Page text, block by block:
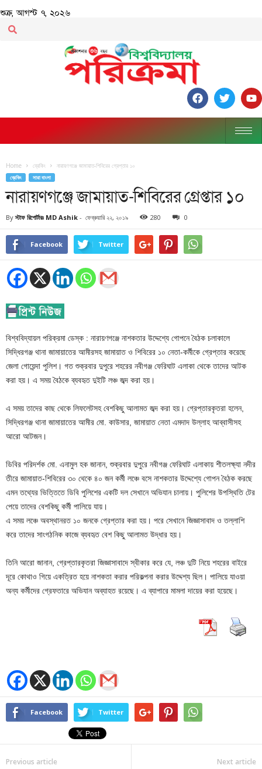
শুক্র, আগস্ট ৭, ২০২৬
Home ব্রেকিং নারায়ণগঞ্জে জামায়াত-শিবিরের গ্রেপ্তার ১০
ব্রেকিং সারা বাংলা
নারায়ণগঞ্জে জামায়াত-শিবিরের গ্রেপ্তার ১০
By স্টাফ রিপোর্টারঃ MD Ashik - ফেব্রুয়ারি ২২, ২০১৯ 280 0
Facebook Twitter
বিশ্ববিদ্যায়ল পরিক্রমা ডেস্ক : নারায়ণগঞ্জে নাশকতার উদ্দেশ্যে গোপনে বৈঠক চলাকালে
সিদ্ধিরগঞ্জ থানা জামায়াতের আমীরসহ জামায়াত ও শিবিরের ১০ নেতা-কর্মীকে গ্রেপ্তার করেছে
জেলা গোয়েন্দা পুলিশ। গত শুক্রবার দুপুরে শহরের নবীগঞ্জ ফেরিঘাট এলাকা থেকে তাদের আটক
করা হয়। এ সময় বৈঠকে ব্যবহৃত দুইটি লঞ্চ জব্দ করা হয়।
এ সময় তাদের কাছ থেকে লিফলেটসহ বেশকিছু আলামত জব্দ করা হয়। গ্রেপ্তারকৃতরা হলেন,
সিদ্ধিরগঞ্জ থানা জামায়াতের আমীর মো. কাউসার, জামায়াত নেতা এমদাদ উল্লাহ আব্বাসীসহ
আরো আটজন।
ডিবির পরিদর্শক মো. এনামুল হক জানান, শুক্রবার দুপুরে নবীগঞ্জ ফেরিঘাট এলাকায় শীতলক্ষ্যা নদীর
তীরে জামায়াত-শিবিরের ৩০ থেকে ৪০ জন কর্মী লঞ্চে বসে নাশকতার উদ্দেশ্যে গোপন বৈঠক করছে
এমন তথ্যের ভিত্তিতে ডিবি পুলিশের একটি দল সেখানে অভিযান চালায়। পুলিশের উপস্থিতি টের
পেয়ে তাদের বেশকিছু কর্মী পালিয়ে যায়।
এ সময় লঞ্চে অবস্থানরত ১০ জনকে গ্রেপ্তার করা হয়। পরে সেখানে জিজ্ঞাসাবাদ ও তল্লাশি
করে তাদের সাংগঠনিক কাজে ব্যবহৃত বেশ কিছু আলামত উদ্ধার হয়।
তিনি আরো জানান, গ্রেপ্তারকৃতরা জিজ্ঞাসাবাদে স্বীকার করে যে, লঞ্চ দুটি নিয়ে শহরের বাইরে
দূরে কোথাও গিয়ে একত্রিত হয়ে নাশকতা করার পরিকল্পনা করার উদ্দেশ্য ছিল। পালিয়ে যাওয়া
অন্য কর্মীদের গ্রেফতারে অভিযান অব্যাহত রয়েছে। এ ব্যাপারে মামলা দায়ের করা হয়েছে।
Facebook Twitter
Previous article Next article